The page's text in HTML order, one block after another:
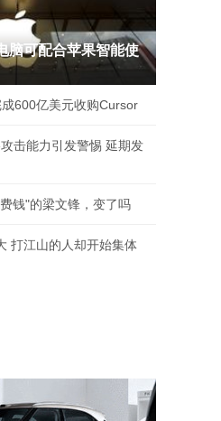
脑可配合苹果智能使
600亿美元收购Cursor
击能力引发警惕 延期发
钱"的梁文锋，变了吗
打江山的人却开始集体